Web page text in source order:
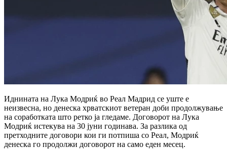
Иднината на Лука Модриќ во Реал Мадрид се уште е
неизвесна, но денеска хрватскиот ветеран доби продолжување
на соработката што ретко ја гледаме. Договорот на Лука
Модриќ истекува на 30 јуни годинава. За разлика од
претходните договори кои ги потпиша со Реал, Модриќ
денеска го продолжи договорот на само еден месец.